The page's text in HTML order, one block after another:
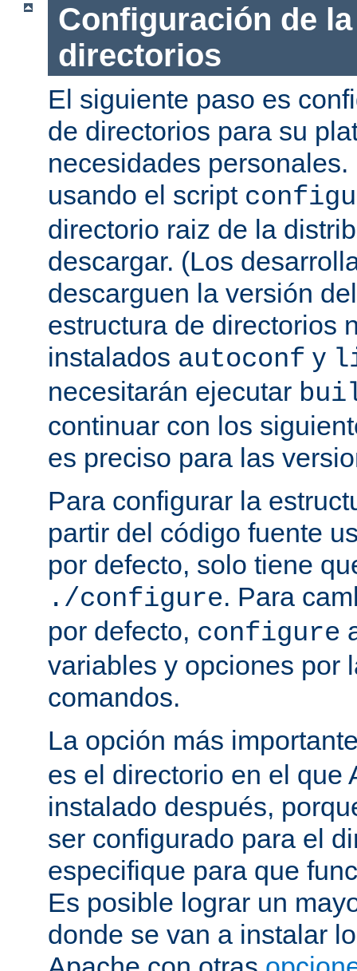
Configuración de
directorios
El siguiente paso es
de directorios para su
necesidades
usando el script
directorio raiz de la
descargar. (Los
descarguen la versión
estructura de directorios
instalados autoconf y
necesitarán ejecutar
continuar con los
es preciso para las
Para configurar la
partir del código fuente
por defecto, solo tiene
./configure. Para
por defecto, configure
variables y opciones por
comandos.
La opción más
es el directorio en el que
instalado después,
ser configurado para el
especifique para que
Es posible lograr un
donde se van a instalar